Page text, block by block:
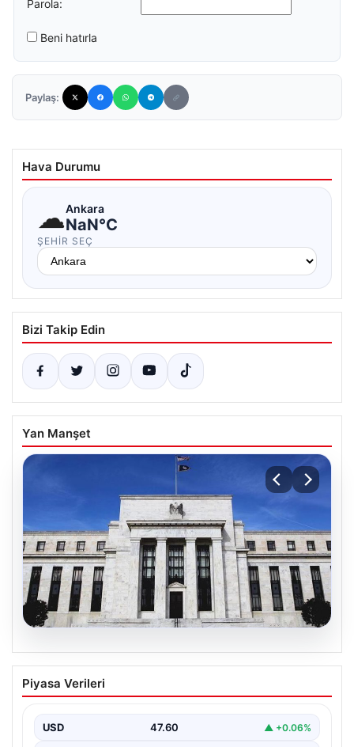
Parola:
Beni hatırla
Paylaş:
Hava Durumu
☁Ankara
NaN°C
ŞEHIR SEÇ
Bizi Takip Edin
Yan Manşet
05.08.2026
Fed faizi sabit tuttu
Piyasa Verileri
USD 47.60 ▲ +0.06%